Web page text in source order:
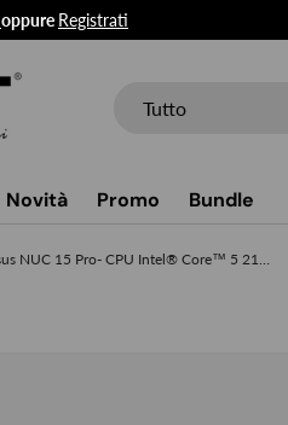
oppure Registrati
Tutto
Novità Promo Bundle
Asus NUC 15 Pro- CPU Intel® Core™ 5 210H- versione Slim